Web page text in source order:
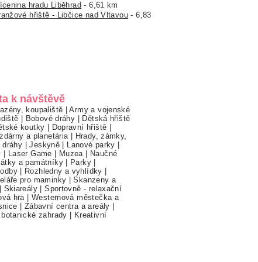
hradu Liběhrad - 6,61 km
hřiště - Libčice nad Vltavou - 6,83
k návštěvě
koupaliště |Army a vojenské
| Bobové dráhy | Dětská hřiště
koutky | Dopravní hřiště |
a planetária | Hrady, zámky,
dráhy |Jeskyně | Lanové parky |
| Laser Game | Muzea | Naučné
a památníky| Parky |
| Rozhledny a vyhlídky |
pro maminky |Skanzeny a
| Skiareály |Sportovně - relaxační
hra |Westernová městečka a
| Zábavní centra a areály |
zahrady | Kreativní